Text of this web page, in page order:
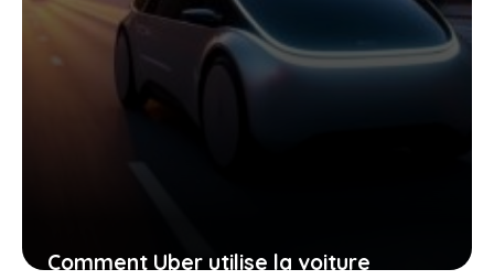
Comment Uber utilise la voiture